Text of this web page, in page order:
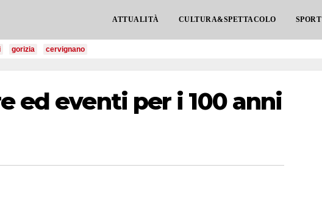
ATTUALITÀ CULTURA&SPETTACOLO SPORT
gorizia cervignano
ed eventi per i 100 anni